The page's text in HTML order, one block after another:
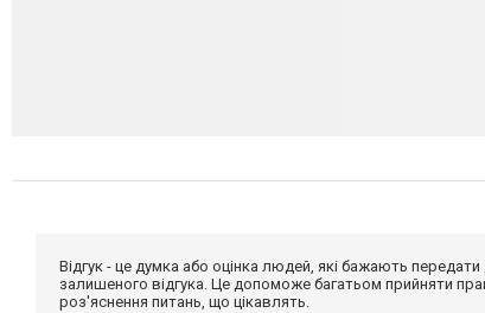
Відгук - це думка або оцінка людей, які бажають
залишеного відгука. Це допоможе багатьом прийняти
роз'яснення питань, що цікавлять.